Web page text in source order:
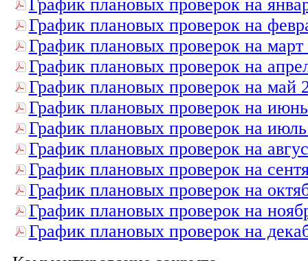
График плановых проверок на
График плановых проверок на
График плановых проверок на март
График плановых проверок на
График плановых проверок на май
График плановых проверок на
График плановых проверок на
График плановых проверок на
График плановых проверок на
График плановых проверок на
График плановых проверок на
График плановых проверок на